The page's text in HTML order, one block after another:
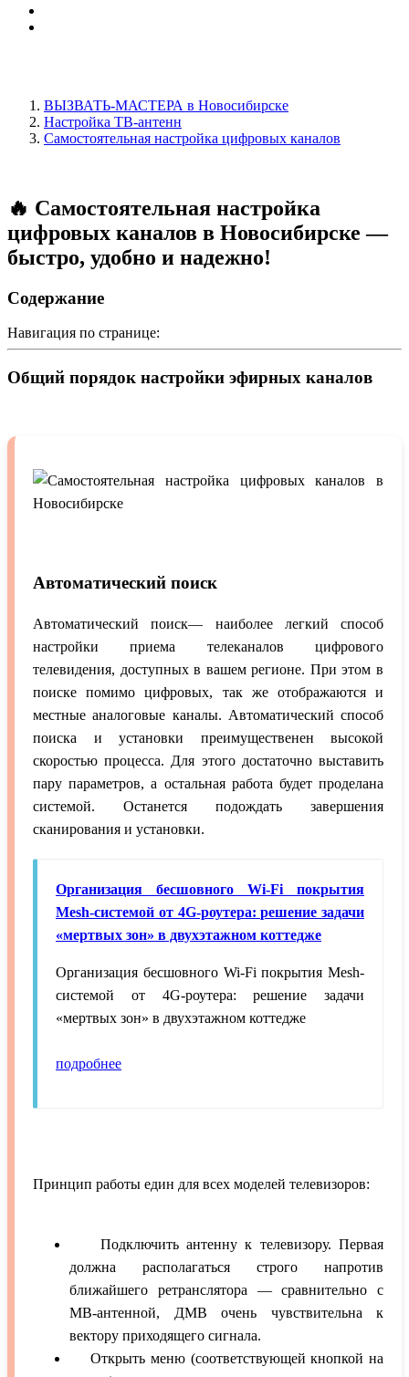
ВЫЗВАТЬ-МАСТЕРА в Новосибирске
Настройка ТВ-антенн
Самостоятельная настройка цифровых каналов
🔥 Самостоятельная настройка
цифровых каналов в Новосибирске —
быстро, удобно и надежно!
Содержание
Навигация по странице:
Общий порядок настройки эфирных каналов
Автоматический поиск
Автоматический поиск— наиболее легкий способ
настройки приема телеканалов цифрового
телевидения, доступных в вашем регионе. При этом в
поиске помимо цифровых, так же отображаются и
местные аналоговые каналы. Автоматический способ
поиска и установки преимущественен высокой
скоростью процесса. Для этого достаточно выставить
пару параметров, а остальная работа будет проделана
системой. Останется подождать завершения
сканирования и установки.
Организация бесшовного Wi-Fi покрытия
Mesh-системой от 4G-роутера: решение задачи
«мертвых зон» в двухэтажном коттедже
Организация бесшовного Wi-Fi покрытия Mesh-
системой от 4G-роутера: решение задачи
«мертвых зон» в двухэтажном коттедже
подробнее
Принцип работы един для всех моделей телевизоров:
Подключить антенну к телевизору. Первая
должна располагаться строго напротив
ближайшего ретранслятора — сравнительно с
МВ-антенной, ДМВ очень чувствительна к
вектору приходящего сигнала.
Открыть меню (соответствующей кнопкой на